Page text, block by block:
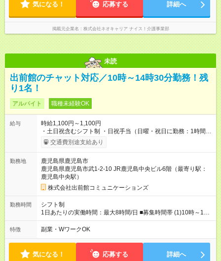
気になる！ 応募する 詳細へ
掲載元企業名 株式会社ネオキャリア ナイス！介護事業部
未読
出前館のチャット対応／10時～14時30分勤務！残
り1名！
アルバイト 職種未経験OK
給与
時給1,100円～1,100円
・土日祝含むシフト制 ・日祝手当（日曜・祝日に勤務：1時間毎
に100円 ※支給条件有） ・深夜手当（22時以降に勤務：1時間毎
に200円 ＋ 22時以降の深夜手当：25％） 【試用期間】試用期間
です。 ※試用期間中も給与・待遇に変更はありません。 最初か
ら時給1,100円でスタートできます！
交通費別途支給あり
勤務地
鹿児島県鹿児島市
鹿児島県鹿児島市武1-2-10 JR鹿児島中央ビル6階（最寄り駅：
鹿児島中央駅）
株式会社出前館コミュニケーションズ
勤務時間
シフト制
1日あたりの実働時間：最大8時間/日 ■募集時間帯 (1)10時～14
時30分／週3勤務～ 上記時間帯で、以下条件で勤務可能な方 ・
土日どちらか勤務可能な方 ・年末年始や大型連休勤務可能な方
特徴 副業・WワークOK
気になる！ 応募する 詳細へ